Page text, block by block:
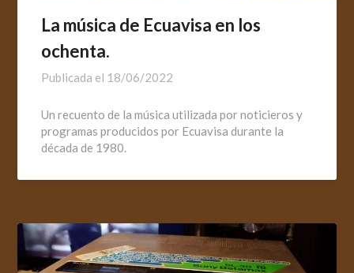
La música de Ecuavisa en los
ochenta.
Publicada el 18/06/2022
Un recuento de la música utilizada por noticieros y
programas producidos por Ecuavisa durante la
década de 1980.